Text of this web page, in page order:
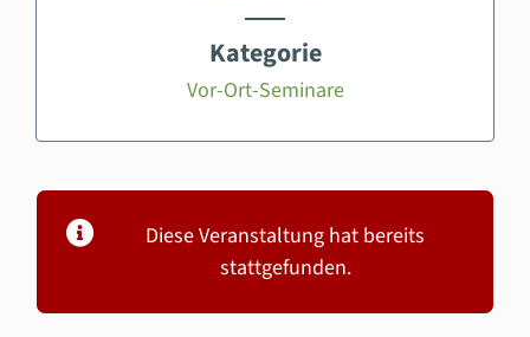
Kategorie
Vor-Ort-Seminare
Diese Veranstaltung hat bereits
stattgefunden.